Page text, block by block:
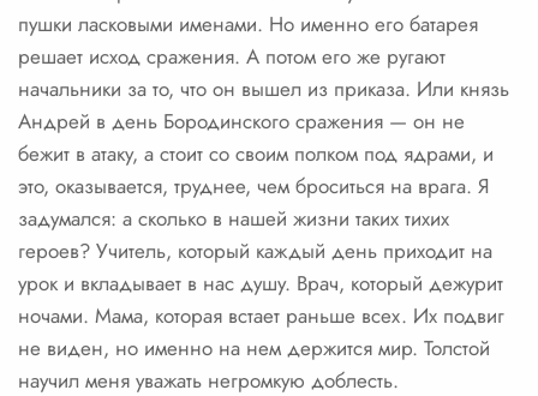
пушки ласковыми именами. Но именно его батарея
решает исход сражения. А потом его же ругают
начальники за то, что он вышел из приказа. Или князь
Андрей в день Бородинского сражения — он не
бежит в атаку, а стоит со своим полком под ядрами, и
это, оказывается, труднее, чем броситься на врага. Я
задумался: а сколько в нашей жизни таких тихих
героев? Учитель, который каждый день приходит на
урок и вкладывает в нас душу. Врач, который дежурит
ночами. Мама, которая встает раньше всех. Их подвиг
не виден, но именно на нем держится мир. Толстой
научил меня уважать негромкую доблесть.